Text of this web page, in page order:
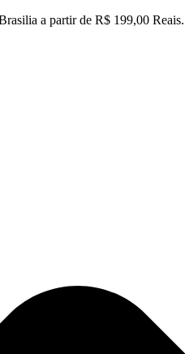
a partir de R$ 199,00 Reais.